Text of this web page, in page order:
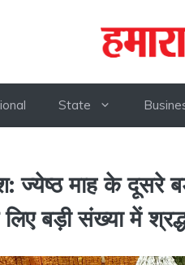
State
ज्येष्ठ माह के दूसरे
बड़ी संख्या में